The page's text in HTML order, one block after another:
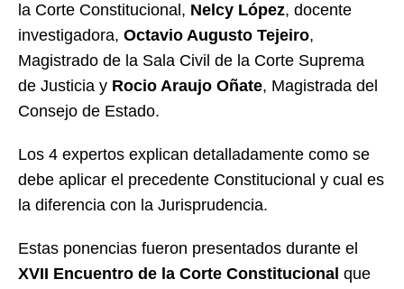
la Corte Constitucional, Nelcy López, docente
investigadora, Octavio Augusto Tejeiro,
Magistrado de la Sala Civil de la Corte Suprema
de Justicia y Rocio Araujo Oñate, Magistrada del
Consejo de Estado.
Los 4 expertos explican detalladamente como se
debe aplicar el precedente Constitucional y cual es
la diferencia con la Jurisprudencia.
Estas ponencias fueron presentados durante el
XVII Encuentro de la Corte Constitucional que